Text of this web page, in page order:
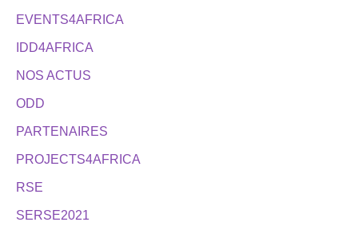
EVENTS4AFRICA
IDD4AFRICA
NOS ACTUS
ODD
PARTENAIRES
PROJECTS4AFRICA
RSE
SERSE2021